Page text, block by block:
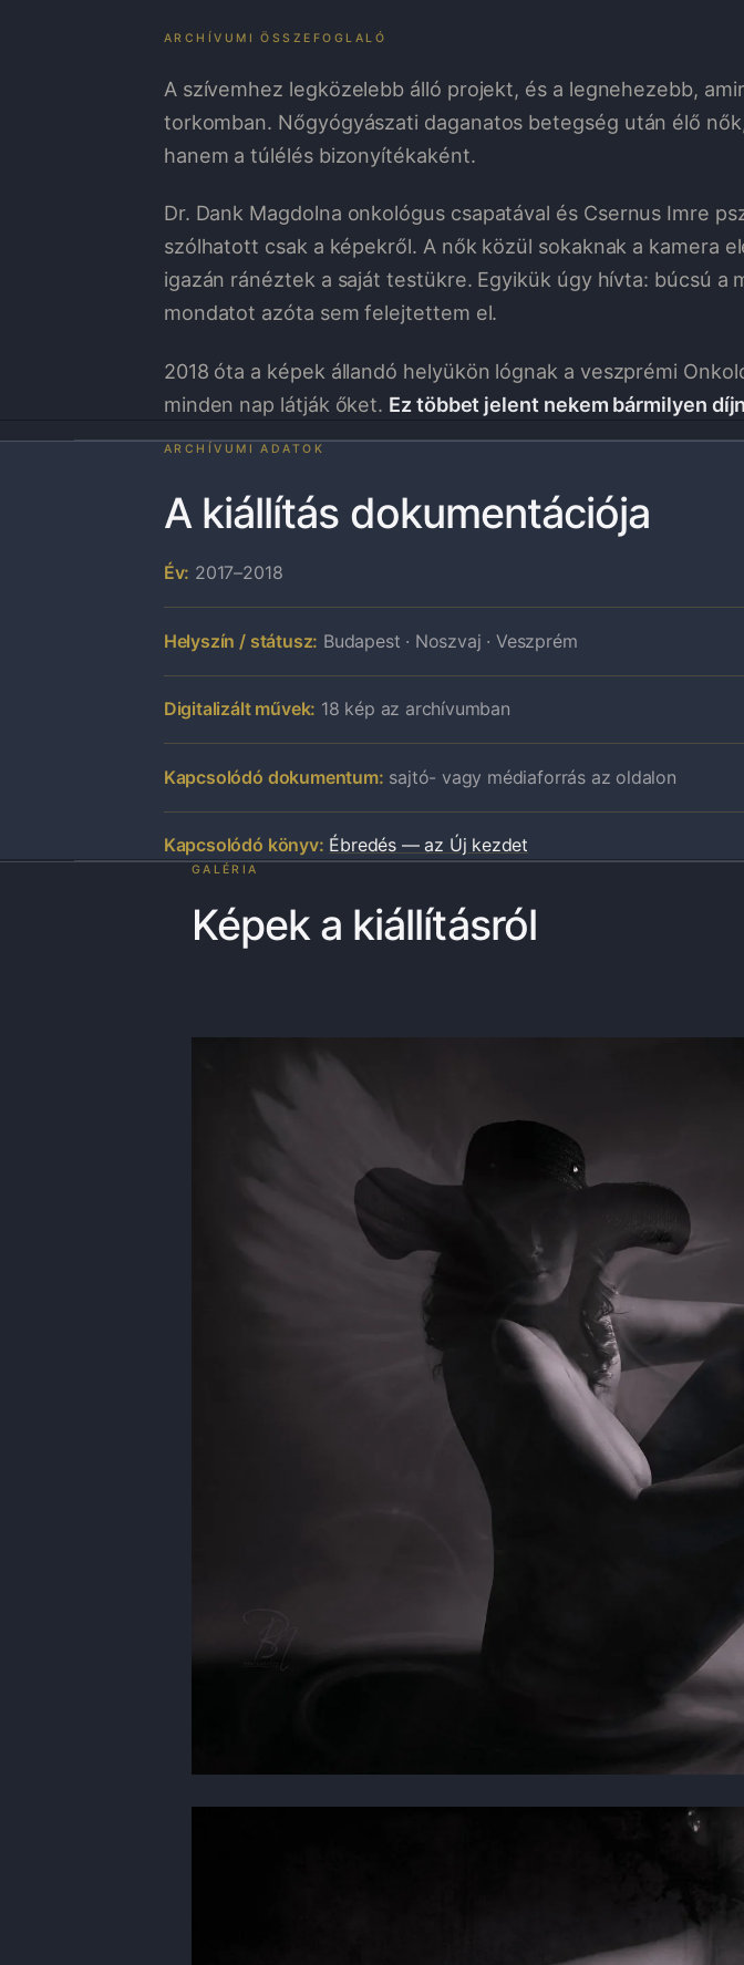
ARCHÍVUMI ÖSSZEFOGLALÓ
A szívemhez legközelebb álló projekt, és a legnehezebb,
torkomban. Nőgyógyászati daganatos betegség után élő
hanem a túlélés bizonyítékaként.
Dr. Dank Magdolna onkológus csapatával és Csernus Imre
szólhatott csak a képekről. A nők közül sokaknak a kamera
igazán ránéztek a saját testükre. Egyikük úgy hívta: búcsú a
mondatot azóta sem felejtettem el.
2018 óta a képek állandó helyükön lógnak a veszprémi
minden nap látják őket. Ez többet jelent nekem bármilyen
ARCHÍVUMI ADATOK
A kiállítás dokumentációja
Év: 2017–2018
Helyszín / státusz: Budapest · Noszvaj · Veszprém
Digitalizált művek: 18 kép az archívumban
Kapcsolódó dokumentum: sajtó- vagy médiaforrás az oldalon
Kapcsolódó könyv: Ébredés — az Új kezdet
GALÉRIA
Képek a kiállításról